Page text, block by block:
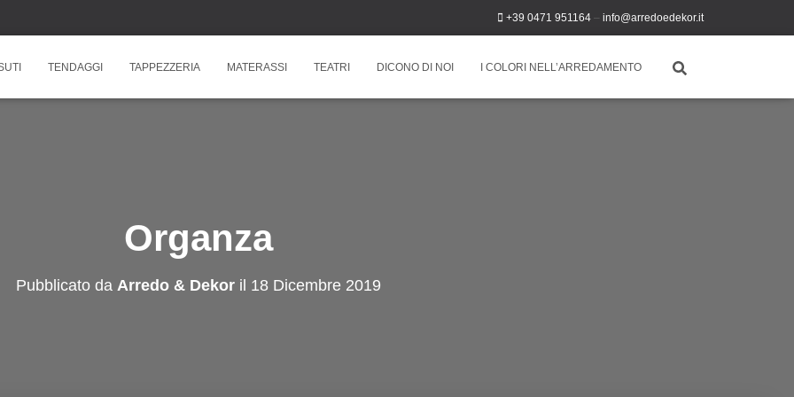
+39 0471 951164 – info@arredoedekor.it
TENDAGGI TAPPEZZERIA MATERASSI TEATRI DICONO DI NOI I COLORI NELL’ARREDAMENTO
Organza
Pubblicato da Arredo & Dekor il 18 Dicembre 2019